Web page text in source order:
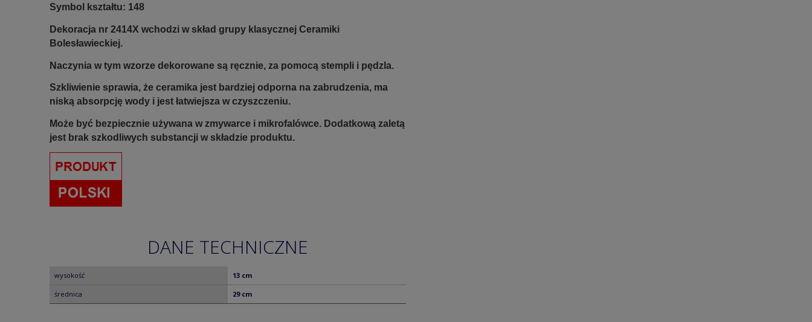
Symbol kształtu: 148
Dekoracja nr 2414X wchodzi w skład grupy klasycznej Ceramiki
Bolesławieckiej.
Naczynia w tym wzorze dekorowane są ręcznie, za pomocą stempli i pędzla.
Szkliwienie sprawia, że ceramika jest bardziej odporna na zabrudzenia, ma
niską absorpcję wody i jest łatwiejsza w czyszczeniu.
Może być bezpiecznie używana w zmywarce i mikrofalówce. Dodatkową zaletą
jest brak szkodliwych substancji w składzie produktu.
DANE TECHNICZNE
wysokość 13 cm
średnica 29 cm